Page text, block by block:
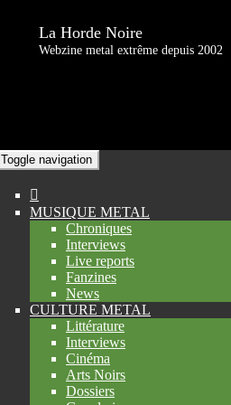
La Horde Noire
Webzine metal extrême depuis 2002
Toggle navigation
MUSIQUE METAL
Chroniques
Interviews
Live reports
Fanzines
News
CULTURE METAL
Littérature
Interviews
Cinéma
Arts Noirs
Dossiers